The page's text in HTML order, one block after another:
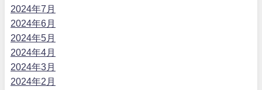
2024年7月
2024年6月
2024年5月
2024年4月
2024年3月
2024年2月